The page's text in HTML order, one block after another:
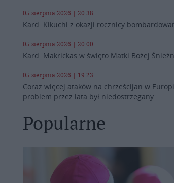
05 sierpnia 2026 | 20:38
Kard. Kikuchi z okazji rocznicy
05 sierpnia 2026 | 20:00
Kard. Makrickas w święto Matki Bożej
05 sierpnia 2026 | 19:23
Coraz więcej ataków na chrześcijan w
problem przez lata był niedostrzegany
Popularne